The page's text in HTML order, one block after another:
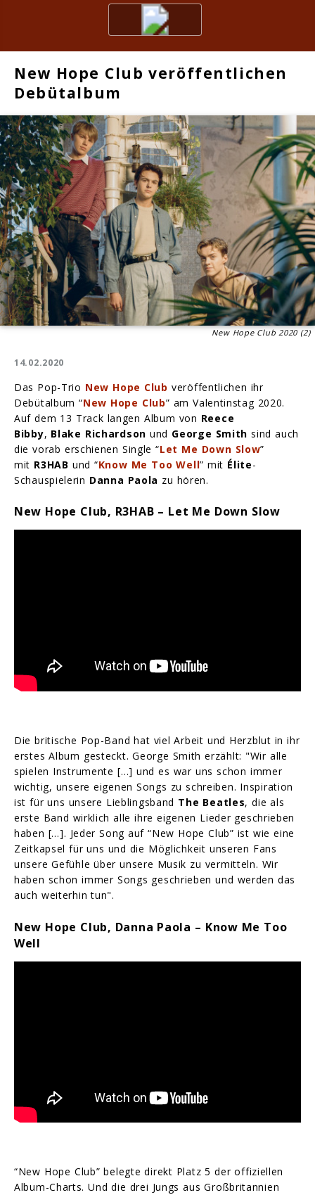
New Hope Club veröffentlichen
Debütalbum
New Hope Club 2020 (2)
14.02.2020
Das Pop-Trio New Hope Club veröffentlichen ihr
Debütalbum “New Hope Club” am Valentinstag 2020.
Auf dem 13 Track langen Album von Reece
Bibby, Blake Richardsonund George Smithsind auch
die vorab erschienen Single “Let Me Down Slow”
mit R3HAB und “Know Me Too Well” mit Élite-
Schauspielerin Danna Paola zu hören.
New Hope Club, R3HAB – Let Me Down Slow
Die britische Pop-Band hat viel Arbeit und Herzblut in ihr
erstes Album gesteckt. George Smith erzählt: "Wir alle
spielen Instrumente […] und es war uns schon immer
wichtig, unsere eigenen Songs zu schreiben. Inspiration
ist für uns unsere Lieblingsband The Beatles, die als
erste Band wirklich alle ihre eigenen Lieder geschrieben
haben […]. Jeder Song auf “New Hope Club” ist wie eine
Zeitkapsel für uns und die Möglichkeit unseren Fans
unsere Gefühle über unsere Musik zu vermitteln. Wir
haben schon immer Songs geschrieben und werden das
auch weiterhin tun".
New Hope Club, Danna Paola – Know Me Too
Well
“New Hope Club” belegte direkt Platz 5 der offiziellen
Album-Charts. Und die drei Jungs aus Großbritannien